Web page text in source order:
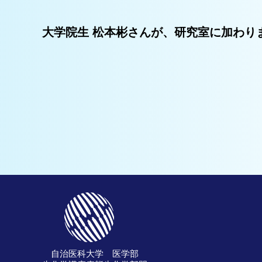
大学院生 松本彬さんが、研究室に加わり
自治医科大学 医学部